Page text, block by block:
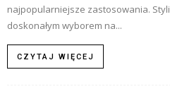
najpopularniejsze zastosowania.
doskonałym wyborem na...
CZYTAJ WIĘCEJ